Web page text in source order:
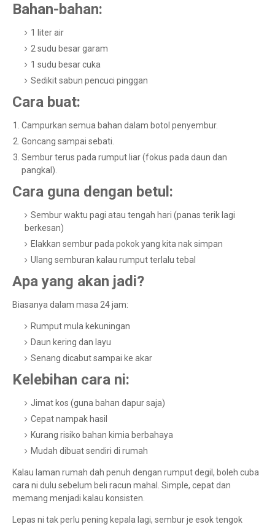
Bahan-bahan:
1 liter air
2 sudu besar garam
1 sudu besar cuka
Sedikit sabun pencuci pinggan
Cara buat:
Campurkan semua bahan dalam botol penyembur.
Goncang sampai sebati.
Sembur terus pada rumput liar (fokus pada daun dan
pangkal).
Cara guna dengan betul:
Sembur waktu pagi atau tengah hari (panas terik lagi
berkesan)
Elakkan sembur pada pokok yang kita nak simpan
Ulang semburan kalau rumput terlalu tebal
Apa yang akan jadi?
Biasanya dalam masa 24 jam:
Rumput mula kekuningan
Daun kering dan layu
Senang dicabut sampai ke akar
Kelebihan cara ni:
Jimat kos (guna bahan dapur saja)
Cepat nampak hasil
Kurang risiko bahan kimia berbahaya
Mudah dibuat sendiri di rumah
Kalau laman rumah dah penuh dengan rumput degil, boleh cuba
cara ni dulu sebelum beli racun mahal. Simple, cepat dan
memang menjadi kalau konsisten.
Lepas ni tak perlu pening kepala lagi, sembur je esok tengok